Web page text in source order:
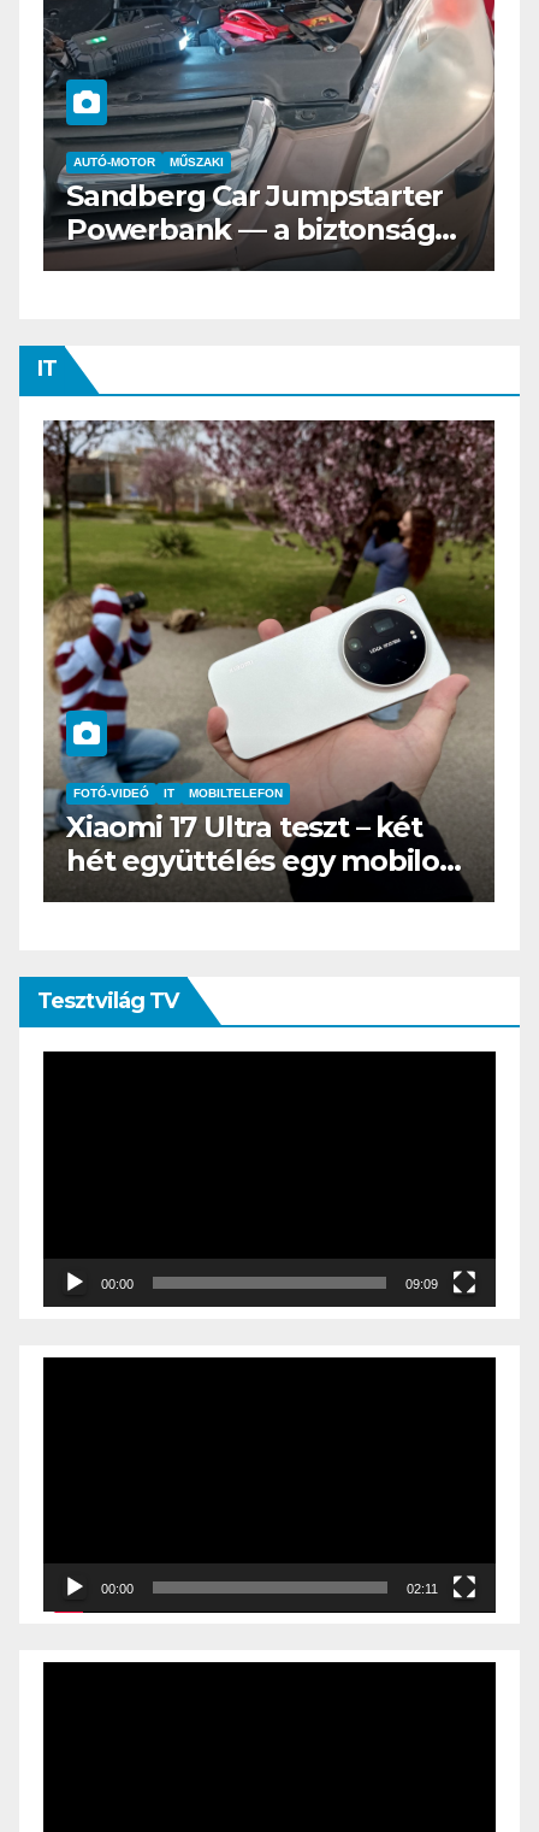
AUTÓ-MOTOR ELEKTROMOS
Az új Nissan LEAF csak a
Tesztvilágra vár!
IT
IT MŰSZAKI
BOOX Go 10.3 teszt – Amikor
az e-book olvasó felnő, és
öltönyt húz
Tesztvilág TV
00:00 09:09
00:00 02:11